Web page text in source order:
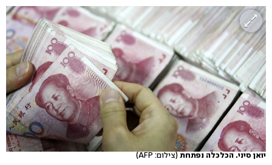
יואן סיני. הכלכלה נפתחת (צילום: AFP)